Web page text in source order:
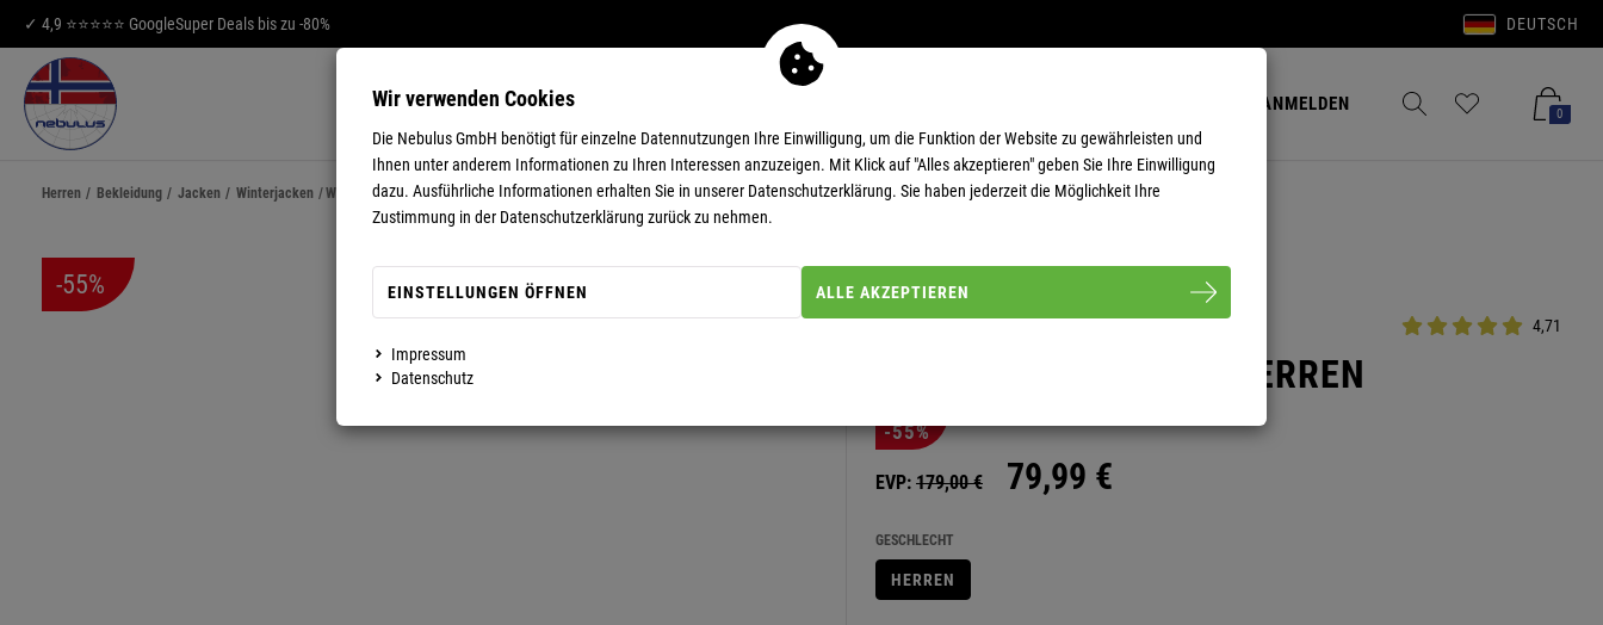
✓ 4,9 ⭐⭐⭐⭐⭐ GoogleSuper Deals bis zu -80% DEUTSCH
HERREN DAMEN AnmeldenANMELDEN Merkzettel aufklappenWarenkorb
0
Herren / Bekleidung / Jacken / Winterjacken /Winterjacke SKILL Herren
-55%
MEHR ANZEIGEN
Artikel-Nummer: 20000324 4,71
WINTERJACKE SKILL HERREN
-55%
EVP: 179,00 € 79,99 €
GESCHLECHT
HERREN
Wir verwenden Cookies
Die Nebulus GmbH benötigt für einzelne Datennutzungen Ihre Einwilligung, um die Funktion der Website zu gewährleisten und
Ihnen unter anderem Informationen zu Ihren Interessen anzuzeigen. Mit Klick auf "Alles akzeptieren" geben Sie Ihre Einwilligung
dazu. Ausführliche Informationen erhalten Sie in unserer Datenschutzerklärung. Sie haben jederzeit die Möglichkeit Ihre
Zustimmung in der Datenschutzerklärung zurück zu nehmen.
EINSTELLUNGEN ÖFFNEN ALLE AKZEPTIEREN
Impressum
Datenschutz